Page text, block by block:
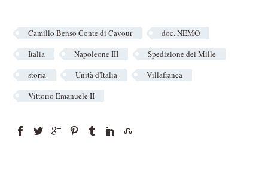
Camillo Benso Conte di Cavour
doc. NEMO
Italia
Napoleone III
Spedizione dei Mille
storia
Unità d'Italia
Villafranca
Vittorio Emanuele II